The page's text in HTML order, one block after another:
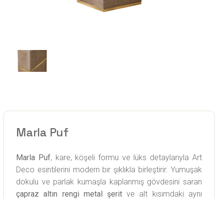
Marla Puf
Marla Puf, kare, köşeli formu ve lüks detaylarıyla Art
Deco esintilerini modern bir şıklıkla birleştirir. Yumuşak
dokulu ve parlak kumaşla kaplanmış gövdesini saran
çapraz altın rengi metal şerit ve alt kısımdaki aynı